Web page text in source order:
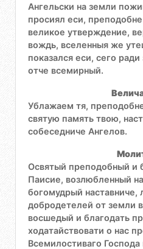
Ангельски на земли
просиял еси,
великое утверждение,
вождь, вселенныя же
показался еси, сего
отче всемирный.
Ублажаем тя,
святую память твою,
собеседниче Ангелов.
Освятый преподобный и
Паисие, возлюбленный
богомудрый наставниче,
добродетелей от земли
восшедый и благодать
ходатайствовати о нас
Всемилостиваго